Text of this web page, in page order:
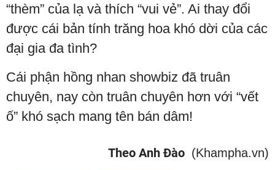
“thèm” của lạ và thích “vui vẻ”. Ai thay đổi
được cái bản tính trăng hoa khó dời của các
đại gia đa tình?
Cái phận hồng nhan showbiz đã truân
chuyên, nay còn truân chuyên hơn với “vết
ố” khó sạch mang tên bán dâm!
Theo Anh Đào (Khampha.vn)